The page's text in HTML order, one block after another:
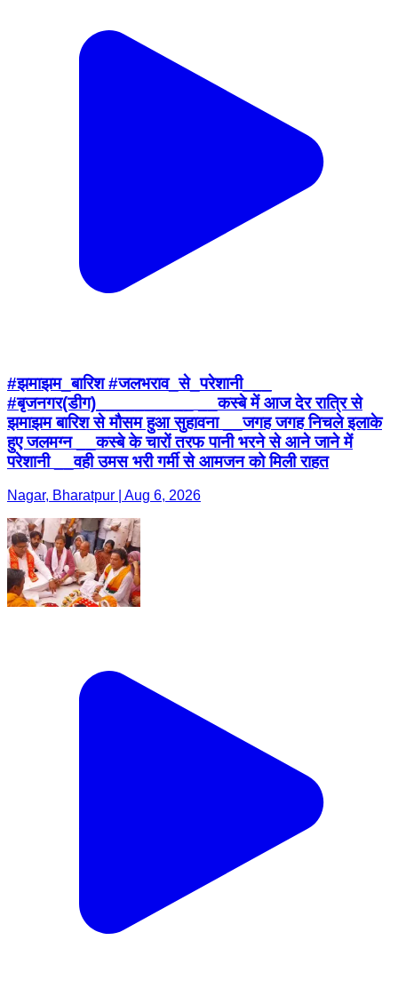
#झमाझम_बारिश #जलभराव_से_परेशानी___
#बृजनगर(डीग)__________ __कस्बे में आज देर रात्रि से
झमाझम बारिश से मौसम हुआ सुहावना __जगह जगह निचले इलाके
हुए जलमग्न __कस्बे के चारों तरफ पानी भरने से आने जाने में
परेशानी __वही उमस भरी गर्मी से आमजन को मिली राहत
Nagar, Bharatpur | Aug 6, 2026